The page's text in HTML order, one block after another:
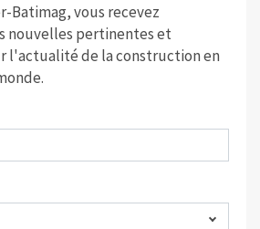
Batimag, vous recevez
nouvelles pertinentes et
l'actualité de la construction en